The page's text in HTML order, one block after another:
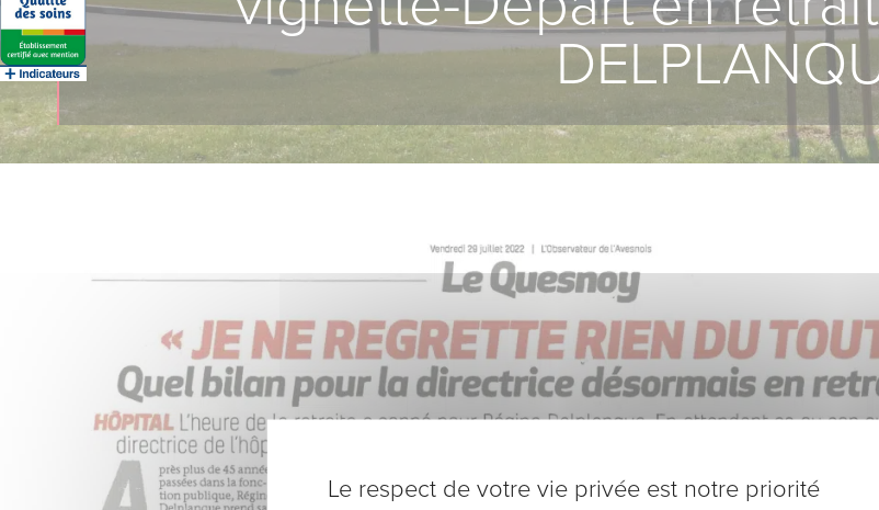
Le respect de votre vie privée est notre priorité